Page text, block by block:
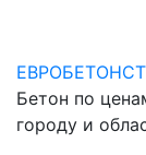
Бетон по
городу и